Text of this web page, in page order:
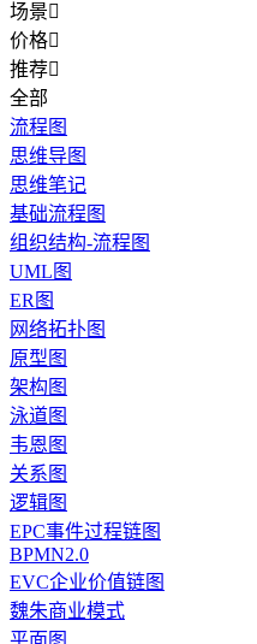
场景
价格
推荐
全部
流程图
思维导图
思维笔记
基础流程图
组织结构-流程图
UML图
ER图
网络拓扑图
原型图
架构图
泳道图
韦恩图
关系图
逻辑图
EPC事件过程链图
BPMN2.0
EVC企业价值链图
魏朱商业模式
平面图